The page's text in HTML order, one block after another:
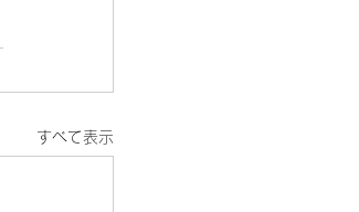
すべて表示